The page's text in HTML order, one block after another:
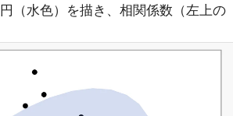
（水色）を描き、相関係数（左上の